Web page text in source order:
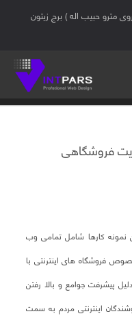
مترو حبیب اله ) برج زیتون
فروشگاهی
نمونه کارها شامل تمامی وب
فروشگاه های اینترنتی با
پیشرفت جوامع و بالا رفتن
اینترنتی مردم به سمت